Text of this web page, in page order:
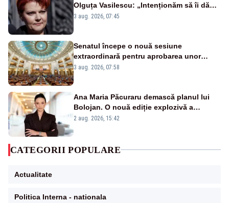
Olguța Vasilescu: „Intenționăm să îi dăm
numele lui”
3 aug. 2026, 07:45
Senatul începe o nouă sesiune
extraordinară pentru aprobarea unor
jaloane din PNRR
3 aug. 2026, 07:58
Ana Maria Păcuraru demască planul lui
Bolojan. O nouă ediție explozivă a
emisiunii „Miza Zilei” la Realitatea PLUS
2 aug. 2026, 15:42
CATEGORII POPULARE
Actualitate
Politica Interna - nationala